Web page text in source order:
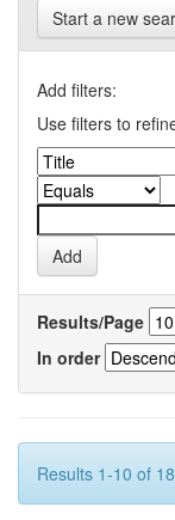
Start a new
Add filters:
Use filters to
Results/Page
In order
Results 1-10 of